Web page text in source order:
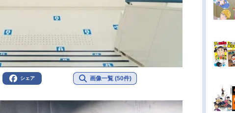
シェア 画像一覧 (50件)